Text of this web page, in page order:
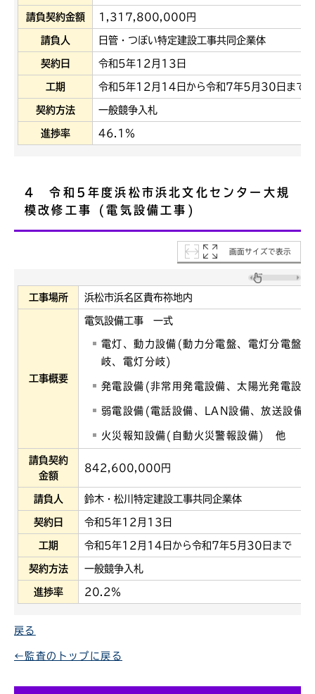
請負契約金額 1,317,800,000円
請負人 日管・つぼい特定建設工事共同企業体
契約日 令和5年12月13日
工期 令和5年12月14日から令和7年5月30日まで
契約方法 一般競争入札
進捗率 46.1％
4 令和5年度浜松市浜北文化センター大規
模改修工事 (電気設備工事)
画面サイズで表示
工事場所 浜松市浜名区貴布祢地内
工事概要
電気設備工事 一式
電灯、動力設備(動力分電盤、電灯分電盤
岐、電灯分岐)
発電設備(非常用発電設備、太陽光発電設
弱電設備(電話設備、LAN設備、放送設備
火災報知設備(自動火災警報設備) 他
請負契約
金額
842,600,000円
請負人 鈴木・松川特定建設工事共同企業体
契約日 令和5年12月13日
工期 令和5年12月14日から令和7年5月30日まで
契約方法 一般競争入札
進捗率 20.2％
戻る
←監査のトップに戻る